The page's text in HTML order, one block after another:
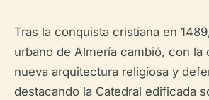
Tras la conquista cristiana en
urbano de Almería cambió, con la
nueva arquitectura religiosa y
destacando la Catedral edificada